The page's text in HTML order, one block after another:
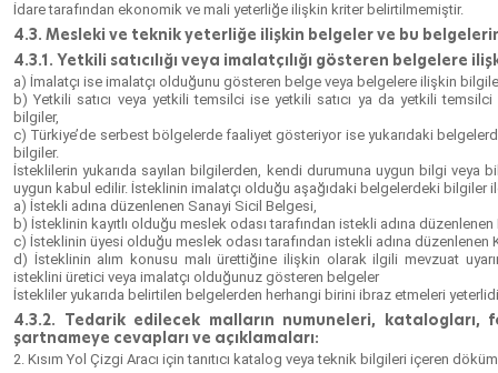
İdare tarafından ekonomik ve mali yeterliğe ilişkin kriter belirtilmemiştir.
4.3. Mesleki ve teknik yeterliğe ilişkin belgeler ve bu
4.3.1. Yetkili satıcılığı veya imalatçılığı gösteren belgelere
a) İmalatçı ise imalatçı olduğunu gösteren belge veya belgelere ilişkin
b) Yetkili satıcı veya yetkili temsilci ise yetkili satıcı ya da yetkili
bilgiler,
c) Türkiye’de serbest bölgelerde faaliyet gösteriyor ise yukarıdaki
bilgiler.
İsteklilerin yukarıda sayılan bilgilerden, kendi durumuna uygun bilgi
uygun kabul edilir. İsteklinin imalatçı olduğu aşağıdaki belgelerdeki bilgiler
a) İstekli adına düzenlenen Sanayi Sicil Belgesi,
b) İsteklinin kayıtlı olduğu meslek odası tarafından istekli adına
c) İsteklinin üyesi olduğu meslek odası tarafından istekli adına düzenlenen
d) İsteklinin alım konusu malı ürettiğine ilişkin olarak ilgili mevzuat
isteklini üretici veya imalatçı olduğunuz gösteren belgeler
İstekliler yukarıda belirtilen belgelerden herhangi birini ibraz etmeleri
4.3.2. Tedarik edilecek malların numuneleri,
şartnameye cevapları ve açıklamaları:
2. Kısım Yol Çizgi Aracı için tanıtıcı katalog veya teknik bilgileri içeren